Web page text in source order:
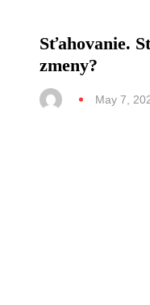
Sťahovanie.
zmeny?
May 7,